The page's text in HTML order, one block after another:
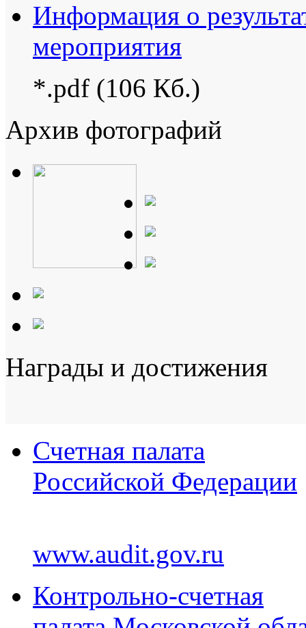
Информация о
мероприятия
*.pdf (106 Кб.)
Архив фотографий
Награды и достижения
Счетная палата
Российской Федерации
www.audit.gov.ru
Контрольно-счетная